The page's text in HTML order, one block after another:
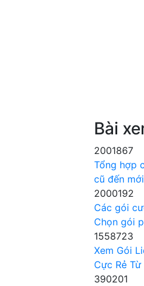
Bài
2001867
Tổng hợp
cũ đến mới
2000192
Các gói
Chọn gói
1558723
Xem Gói
Cực Rẻ Từ
390201